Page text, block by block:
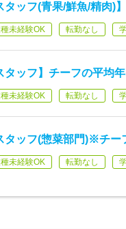
タッフ(青果/鮮魚/精肉)
未経験OK 転勤なし
タッフ】チーフの平均
未経験OK 転勤なし
タッフ(惣菜部門)※チ
未経験OK 転勤なし